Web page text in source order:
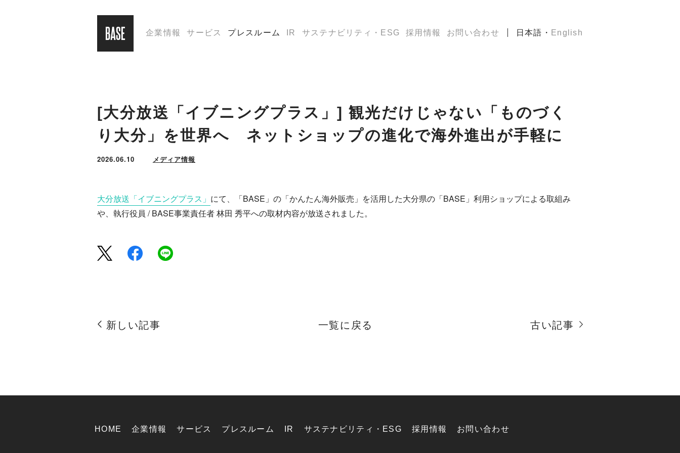
企業情報 サービス プレスルーム IR サステナビリティ・ESG 採用情報 お問い合わせ 日本語 ・ English
[大分放送「イブニングプラス」] 観光だけじゃない「ものづく
り大分」を世界へ ネットショップの進化で海外進出が手軽に
2026.06.10 メディア情報
大分放送「イブニングプラス」 にて、「BASE」の「かんたん海外販売」を活用した大分県の「BASE」利用ショップによる取組み
や、執行役員 / BASE事業責任者 林田 秀平への取材内容が放送されました。
新しい記事 一覧に戻る 古い記事
HOME 企業情報 サービス プレスルーム IR サステナビリティ・ESG 採用情報 お問い合わせ